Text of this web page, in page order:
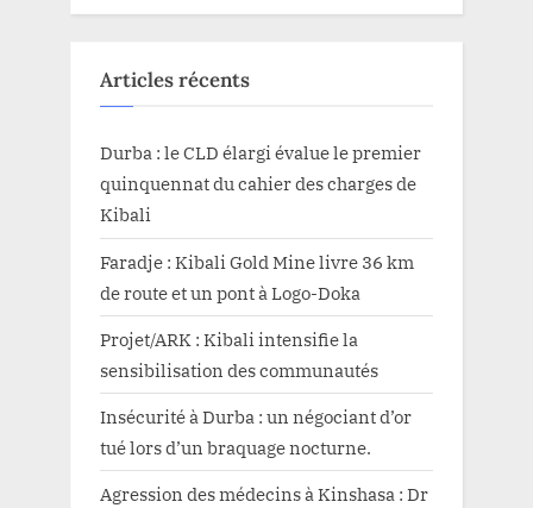
Articles récents
Durba : le CLD élargi évalue le premier
quinquennat du cahier des charges de
Kibali
Faradje : Kibali Gold Mine livre 36 km
de route et un pont à Logo-Doka
Projet/ARK : Kibali intensifie la
sensibilisation des communautés
Insécurité à Durba : un négociant d’or
tué lors d’un braquage nocturne.
Agression des médecins à Kinshasa : Dr